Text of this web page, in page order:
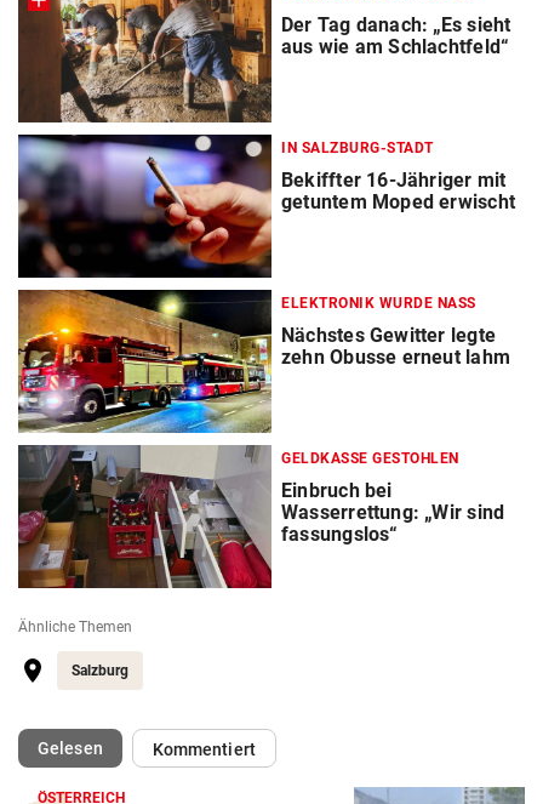
Der Tag danach: „Es sieht
aus wie am Schlachtfeld“
IN SALZBURG-STADT
Bekiffter 16-Jähriger mit
getuntem Moped erwischt
ELEKTRONIK WURDE NASS
Nächstes Gewitter legte
zehn Obusse erneut lahm
GELDKASSE GESTOHLEN
Einbruch bei
Wasserrettung: „Wir sind
fassungslos“
Ähnliche Themen
Salzburg
Gelesen(ausgewählt)Kommentiert
ÖSTERREICH